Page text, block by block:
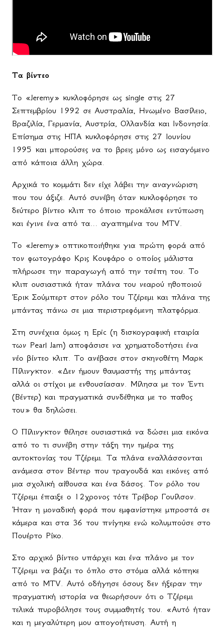
Τα βίντεο
Το «Jeremy» κυκλοφόρησε ως single στις 27
Σεπτεμβρίου 1992 σε Αυστραλία, Ηνωμένο Βασίλειο,
Βραζιλία, Γερμανία, Αυστρία, Ολλανδία και Ινδονησία.
Επίσημα στις ΗΠΑ κυκλοφόρησε στις 27 Ιουνίου
1995 και μπορούσες να το βρεις μόνο ως εισαγόμενο
από κάποια άλλη χώρα.
Αρχικά το κομμάτι δεν είχε λάβει την αναγνώριση
που του άξιζε. Αυτό συνέβη όταν κυκλοφόρησε το
δεύτερο βίντεο κλιπ το όποιο προκάλεσε εντύπωση
και έγινε ένα από τα... αγαπημένα του MTV
Το «Jeremy» οπτικοποιήθηκε για πρώτη φορά από
τον φωτογράφο Κρις Κουφάρο ο οποίος μάλιστα
πλήρωσε την παραγωγή από την τσέπη του. Το
κλιπ ουσιαστικά ήταν πλάνα του νεαρού ηθοποιού
Έρικ Σούμπερτ στον ρόλο του Τζέρεμι και πλάνα της
μπάντας πάνω σε μια περιστρεφόμενη πλατφόρμα.
Στη συνέχεια όμως η Epic (η δισκογραφική εταιρία
των Pearl Jam) αποφάσισε να χρηματοδοτήσει ένα
νέο βίντεο κλιπ. Το ανέβασε στον σκηνοθέτη Μαρκ
Πίλινγκτον. «Δεν ήμουν θαυμαστής της μπάντας
αλλά οι στίχοι με ενθουσίασαν. Μίλησα με τον Έντι
(Βέντερ) και πραγματικά συνδέθηκα με το παθος
του» θα δηλώσει.
Ο Πίλινγκτον θέλησε ουσιαστικά να δώσει μια εικόνα
από το τι συνέβη στην τάξη την ημέρα της
αυτοκτονίας του Τζέρεμι. Τα πλάνα εναλλάσσονται
ανάμεσα στον Βέντερ που τραγουδά και εικόνες από
μια σχολική αίθουσα και ένα δάσος. Τον ρόλο του
Τζέρεμι έπαιξε ο 12χρονος τότε Τρέβορ Γουίλσον.
Ήταν η μοναδική φορά που εμφανίστηκε μπροστά σε
κάμερα και στα 36 του πνίγηκε ενώ κολυμπούσε στο
Πουέρτο Ρίκο.
Στο αρχικό βίντεο υπάρχει και ένα πλάνο με τον
Τζέρεμι να βάζει το όπλο στο στόμα αλλά κόπηκε
από το MTV . Αυτό οδήγησε όσους δεν ήξεραν την
πραγματική ιστορία να θεωρήσουν ότι ο Τζέρεμι
τελικά πυροβόλησε τους συμμαθητές του. «Αυτό ήταν
και η μεγαλύτερη μου απογοήτευση. Αυτή η